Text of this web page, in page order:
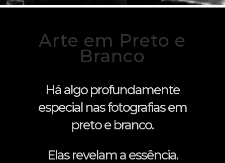
Arte em Preto e
Branco
Há algo profundamente
especial nas fotografias em
preto e branco.
Elas revelam a essência.